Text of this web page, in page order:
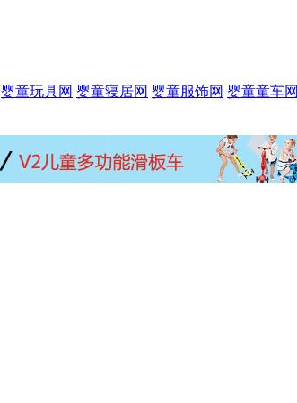
婴童玩具网 婴童寝居网 婴童服饰网 婴童童车网